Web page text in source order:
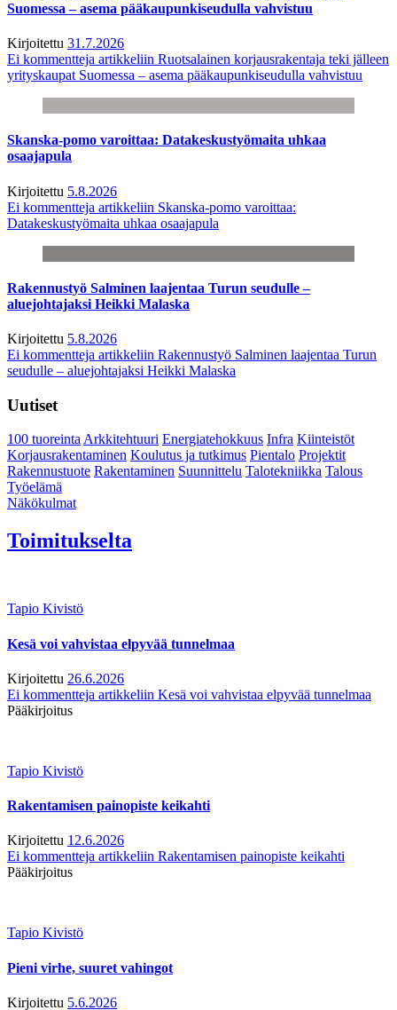
Suomessa – asema pääkaupunkiseudulla vahvistuu
Kirjoitettu 31.7.2026
Ei kommentteja artikkeliin Ruotsalainen korjausrakentaja teki jälleen
yrityskaupat Suomessa – asema pääkaupunkiseudulla vahvistuu
Skanska-pomo varoittaa: Datakeskustyömaita uhkaa
osaajapula
Kirjoitettu 5.8.2026
Ei kommentteja artikkeliin Skanska-pomo varoittaa:
Datakeskustyömaita uhkaa osaajapula
Rakennustyö Salminen laajentaa Turun seudulle –
aluejohtajaksi Heikki Malaska
Kirjoitettu 5.8.2026
Ei kommentteja artikkeliin Rakennustyö Salminen laajentaa Turun
seudulle – aluejohtajaksi Heikki Malaska
Uutiset
100 tuoreintaArkkitehtuuri Energiatehokkuus Infra Kiinteistöt
Korjausrakentaminen Koulutus ja tutkimus Pientalo Projektit
Rakennustuote Rakentaminen Suunnittelu Talotekniikka Talous
Työelämä
Näkökulmat
Toimitukselta
Tapio Kivistö
Kesä voi vahvistaa elpyvää tunnelmaa
Kirjoitettu 26.6.2026
Ei kommentteja artikkeliin Kesä voi vahvistaa elpyvää tunnelmaa
Pääkirjoitus
Tapio Kivistö
Rakentamisen painopiste keikahti
Kirjoitettu 12.6.2026
Ei kommentteja artikkeliin Rakentamisen painopiste keikahti
Pääkirjoitus
Tapio Kivistö
Pieni virhe, suuret vahingot
Kirjoitettu 5.6.2026